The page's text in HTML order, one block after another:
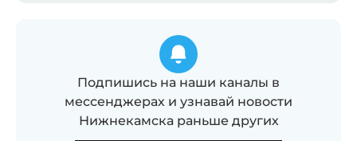
Подпишись на наши каналы в
мессенджерах и узнавай новости
Нижнекамска раньше других